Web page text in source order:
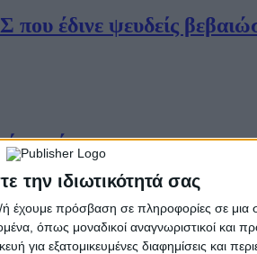
την ιδιωτικότητά σας
ή έχουμε πρόσβαση σε πληροφορίες σε
όπως μοναδικοί αναγνωριστικοί και
για εξατομικευμένες διαφημίσεις και
έδινε ψευδείς
πατέρα
αποπειράθηκε να